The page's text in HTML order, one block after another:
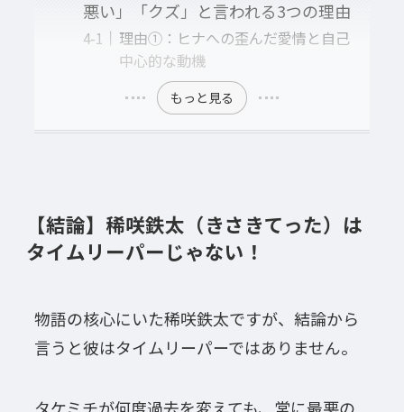
悪い」「クズ」と言われる3つの理由
理由①：ヒナへの歪んだ愛情と自己
中心的な動機
もっと見る
【結論】稀咲鉄太（きさきてった）は
タイムリーパーじゃない！
物語の核心にいた稀咲鉄太ですが、結論から
言うと彼はタイムリーパーではありません。